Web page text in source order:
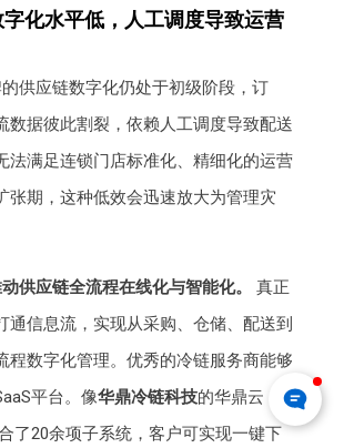
化水平低，人工调度导致运营
供应链数字化仍处于初级阶段，订
数据彼此割裂，依赖人工调度导致配送
法满足连锁门店标准化、精细化的运营
张期，这种低效会迅速放大为管理灾
供应链全流程在线化与智能化。
真正
通信息流，实现从采购、仓储、配送到
程数字化管理。优秀的冷链服务商能够
平台。像华鼎冷链科技的华鼎云
了20余项子系统，客户可实现一键下